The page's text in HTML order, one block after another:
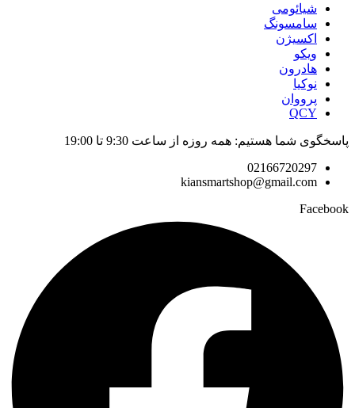
شیائومی
سامسونگ
اکسیژن
ویکو
هادرون
نوکیا
پرووان
QCY
پاسخگوی شما هستیم: همه روزه از ساعت 9:30 تا 19:00
02166720297
kiansmartshop@gmail.com
Facebook